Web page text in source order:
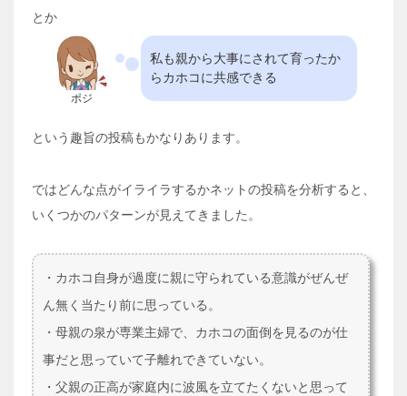
とか
ポジ
私も親から大事にされて育ったか
らカホコに共感できる
という趣旨の投稿もかなりあります。
ではどんな点がイライラするかネットの投稿を分析すると、
いくつかのパターンが見えてきました。
・カホコ自身が過度に親に守られている意識がぜんぜ
ん無く当たり前に思っている。
・母親の泉が専業主婦で、カホコの面倒を見るのが仕
事だと思っていて子離れできていない。
・父親の正高が家庭内に波風を立てたくないと思って